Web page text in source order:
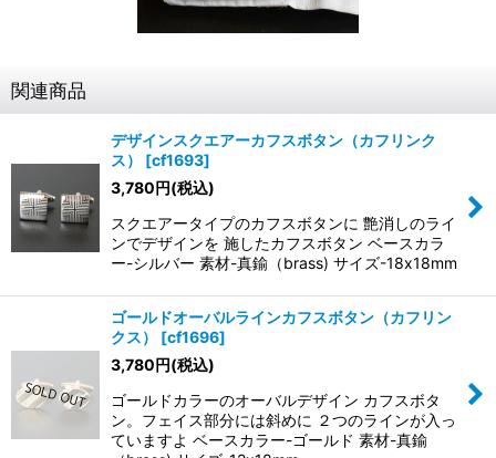
関連商品
デザインスクエアーカフスボタン（カフリンク
ス）
[cf1693]
3,780円(税込)
スクエアータイプのカフスボタンに 艶消しのライ
ンでデザインを 施したカフスボタン ベースカラ
ー-シルバー 素材-真鍮（brass) サイズ-18x18mm
ゴールドオーバルラインカフスボタン（カフリン
クス）
[cf1696]
3,780円(税込)
ゴールドカラーのオーバルデザイン カフスボタ
ン。フェイス部分には斜めに ２つのラインが入っ
ていますよ ベースカラー-ゴールド 素材-真鍮